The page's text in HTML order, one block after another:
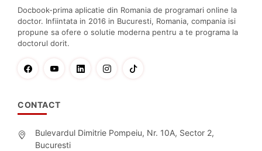
Docbook-prima aplicatie din Romania de programari online la
doctor. Infiintata in 2016 in Bucuresti, Romania, compania isi
propune sa ofere o solutie moderna pentru a te programa la
doctorul dorit.
CONTACT
Bulevardul Dimitrie Pompeiu, Nr. 10A, Sector 2,
Bucuresti